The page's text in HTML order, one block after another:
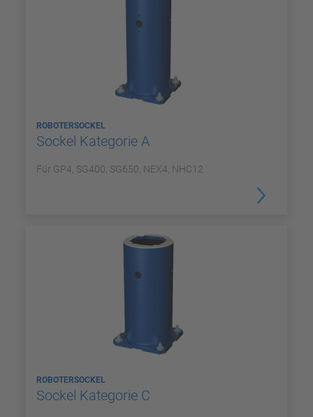
ROBOTERSOCKEL
Sockel Kategorie A
Für GP4, SG400, SG650, NEX4, NHC12
ROBOTERSOCKEL
Sockel Kategorie C